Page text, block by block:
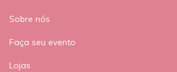
Sobre nós
Faça seu evento
Lojas